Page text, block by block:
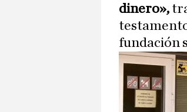
dinero»,
fundación